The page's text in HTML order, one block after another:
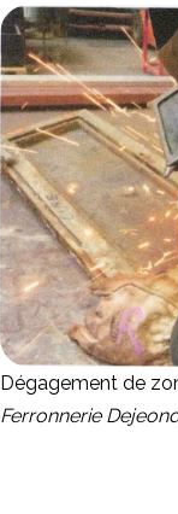
Dégagement de
Ferronnerie